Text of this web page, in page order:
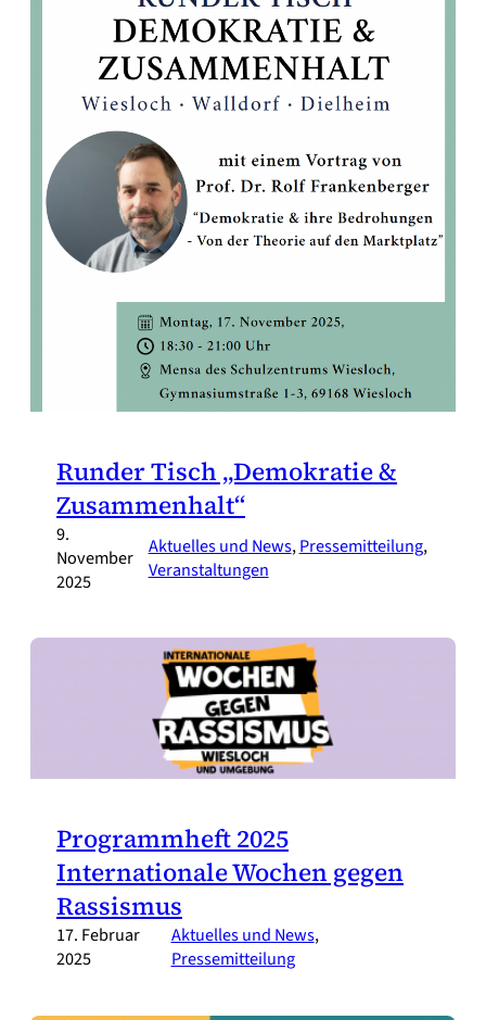
Runder Tisch „Demokratie &
Zusammenhalt“
9.
November
2025
Aktuelles und News, Pressemitteilung,
Veranstaltungen
Programmheft 2025
Internationale Wochen gegen
Rassismus
17. Februar
2025
Aktuelles und News,
Pressemitteilung